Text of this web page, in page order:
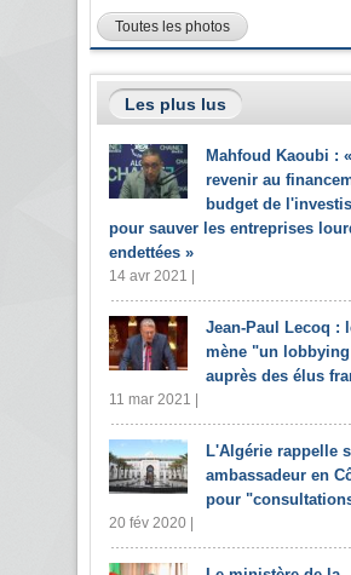
Toutes les photos
Les plus lus
Mahfoud Kaoubi :
revenir au
budget de
pour sauver les entreprises
endettées »
14 avr 2021 |
Jean-Paul Lecoq :
mène "un
auprès des élus
11 mar 2021 |
L'Algérie rappelle
ambassadeur en
pour
20 fév 2020 |